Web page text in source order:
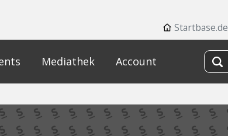
Startbase.de
Mediathek Account